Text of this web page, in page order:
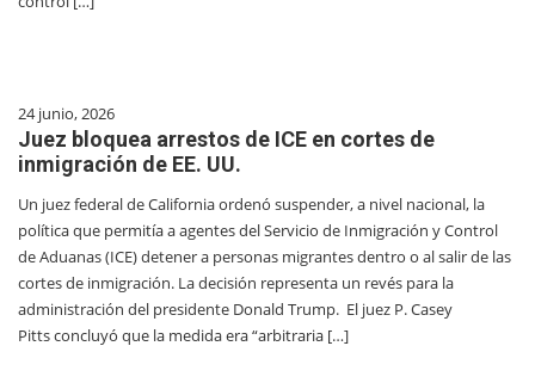
24 junio, 2026
Juez bloquea arrestos de ICE en cortes de
inmigración de EE. UU.
Un juez federal de California ordenó suspender, a nivel nacional, la
política que permitía a agentes del Servicio de Inmigración y Control
de Aduanas (ICE) detener a personas migrantes dentro o al salir de las
cortes de inmigración. La decisión representa un revés para la
administración del presidente Donald Trump. El juez P. Casey
Pitts concluyó que la medida era “arbitraria […]